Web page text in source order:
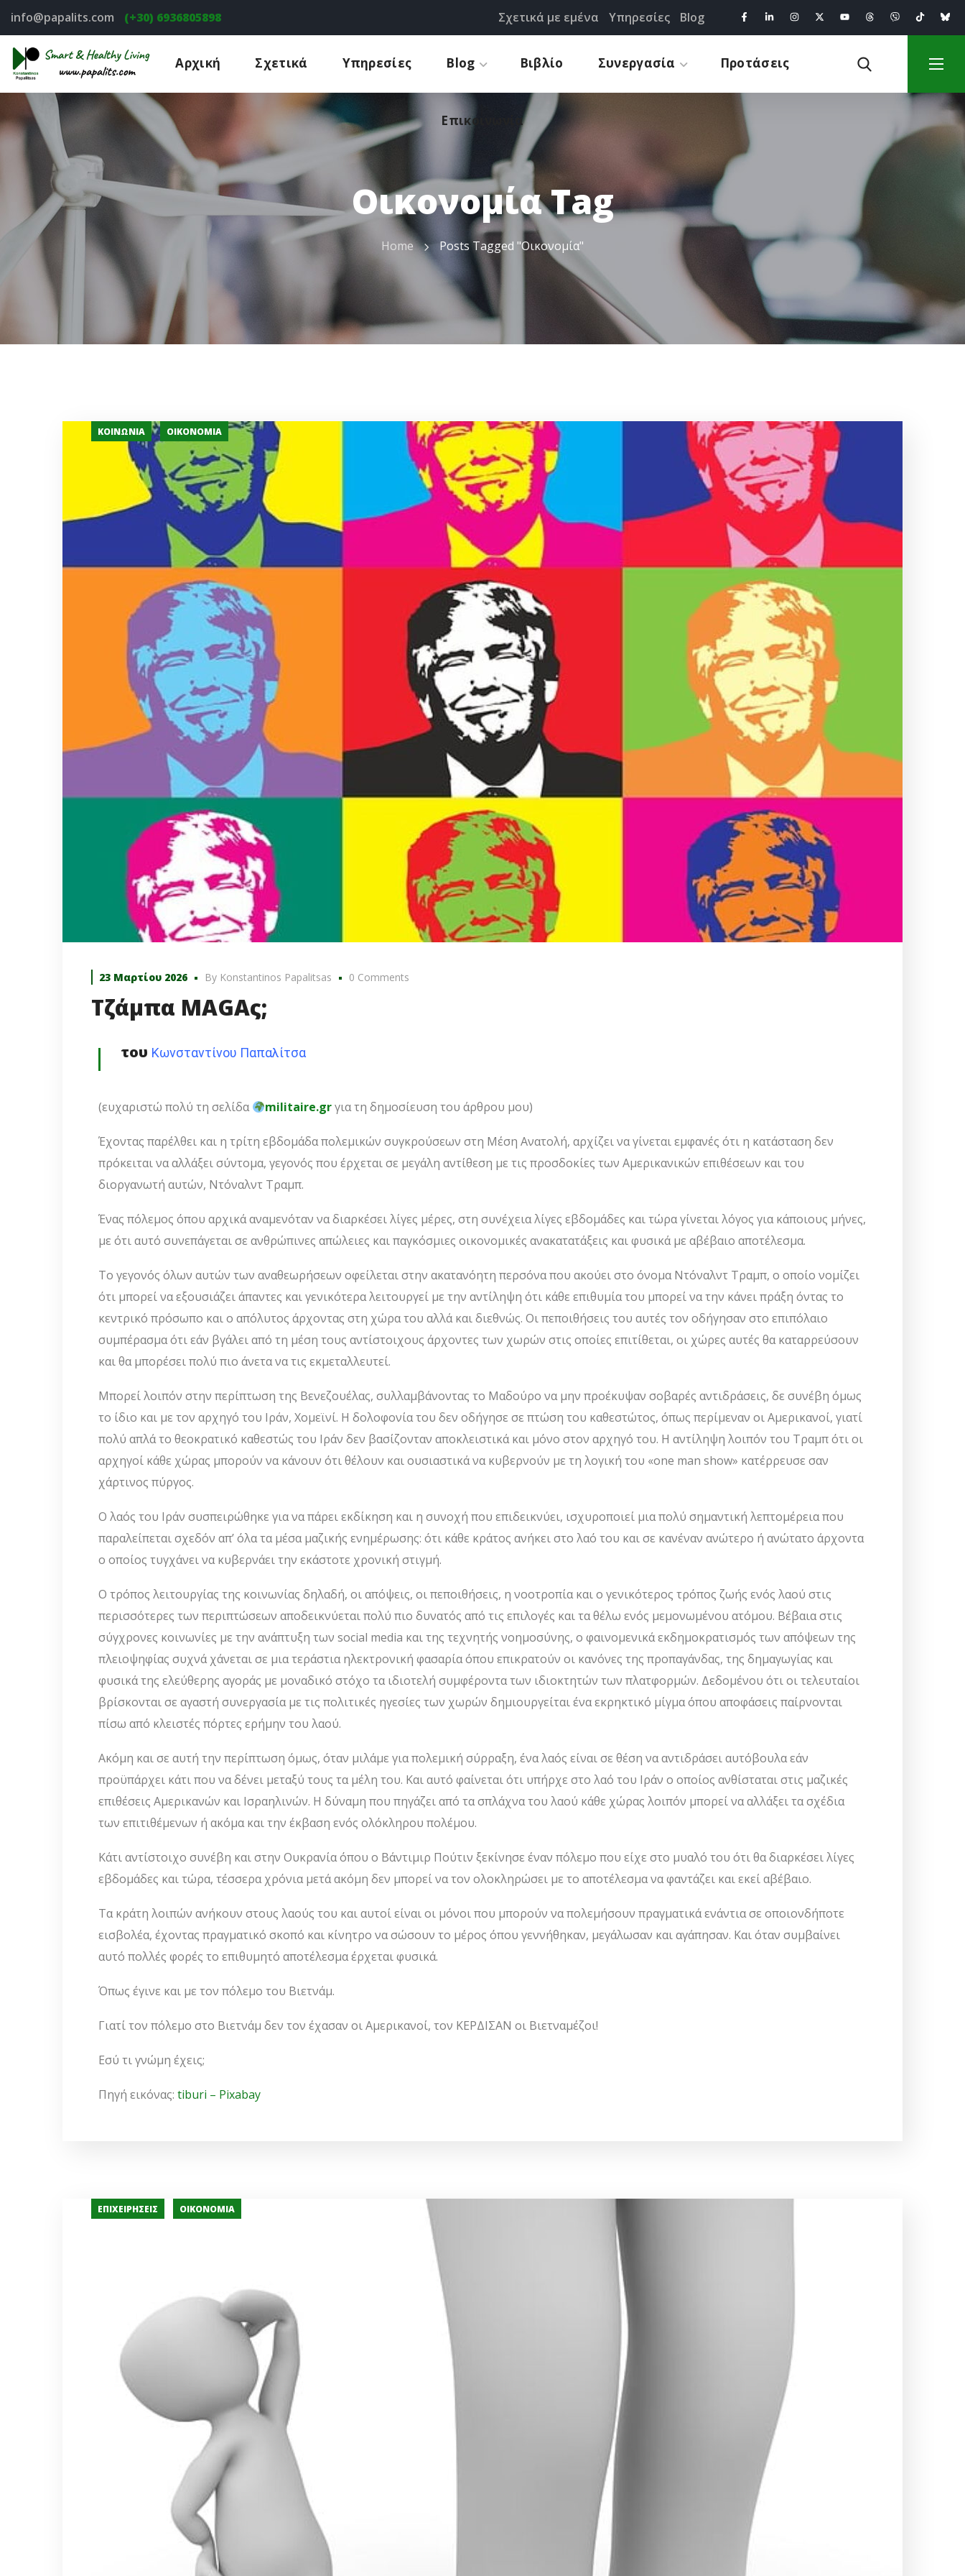
info@papalits.com (+30) 6936805898 Σχετικά με εμένα Υπηρεσίες Blog
Αρχική Σχετικά Υπηρεσίες Blog Βιβλίο Συνεργασία Προτάσεις
Επικοινωνία
Επικοινωνία
Οικονομία Tag
Home Posts Tagged "Οικονομία"
ΚΟΙΝΩΝΊΑ ΟΙΚΟΝΟΜΊΑ
23 Μαρτίου 2026 By Konstantinos Papalitsas 0 Comments
Τζάμπα MAGAς;
του Κωνσταντίνου Παπαλίτσα
(ευχαριστώ πολύ τη σελίδα militaire.grγια τη δημοσίευση του άρθρου μου)
Έχοντας παρέλθει και η τρίτη εβδομάδα πολεμικών συγκρούσεων στη Μέση Ανατολή, αρχίζει να γίνεται εμφανές ότι η κατάσταση δεν
πρόκειται να αλλάξει σύντομα, γεγονός που έρχεται σε μεγάλη αντίθεση με τις προσδοκίες των Αμερικανικών επιθέσεων και του
διοργανωτή αυτών, Ντόναλντ Τραμπ.
Ένας πόλεμος όπου αρχικά αναμενόταν να διαρκέσει λίγες μέρες, στη συνέχεια λίγες εβδομάδες και τώρα γίνεται λόγος για κάποιους μήνες,
με ότι αυτό συνεπάγεται σε ανθρώπινες απώλειες και παγκόσμιες οικονομικές ανακατατάξεις και φυσικά με αβέβαιο αποτέλεσμα.
Το γεγονός όλων αυτών των αναθεωρήσεων οφείλεται στην ακατανόητη περσόνα που ακούει στο όνομα Ντόναλντ Τραμπ, ο οποίο νομίζει
ότι μπορεί να εξουσιάζει άπαντες και γενικότερα λειτουργεί με την αντίληψη ότι κάθε επιθυμία του μπορεί να την κάνει πράξη όντας το
κεντρικό πρόσωπο και ο απόλυτος άρχοντας στη χώρα του αλλά και διεθνώς. Οι πεποιθήσεις του αυτές τον οδήγησαν στο επιπόλαιο
συμπέρασμα ότι εάν βγάλει από τη μέση τους αντίστοιχους άρχοντες των χωρών στις οποίες επιτίθεται, οι χώρες αυτές θα καταρρεύσουν
και θα μπορέσει πολύ πιο άνετα να τις εκμεταλλευτεί.
Μπορεί λοιπόν στην περίπτωση της Βενεζουέλας, συλλαμβάνοντας το Μαδούρο να μην προέκυψαν σοβαρές αντιδράσεις, δε συνέβη όμως
το ίδιο και με τον αρχηγό του Ιράν, Χομεϊνί. Η δολοφονία του δεν οδήγησε σε πτώση του καθεστώτος, όπως περίμεναν οι Αμερικανοί, γιατί
πολύ απλά το θεοκρατικό καθεστώς του Ιράν δεν βασίζονταν αποκλειστικά και μόνο στον αρχηγό του. Η αντίληψη λοιπόν του Τραμπ ότι οι
αρχηγοί κάθε χώρας μπορούν να κάνουν ότι θέλουν και ουσιαστικά να κυβερνούν με τη λογική του «one man show» κατέρρευσε σαν
χάρτινος πύργος.
Ο λαός του Ιράν συσπειρώθηκε για να πάρει εκδίκηση και η συνοχή που επιδεικνύει, ισχυροποιεί μια πολύ σημαντική λεπτομέρεια που
παραλείπεται σχεδόν απ’ όλα τα μέσα μαζικής ενημέρωσης: ότι κάθε κράτος ανήκει στο λαό του και σε κανέναν ανώτερο ή ανώτατο άρχοντα
ο οποίος τυγχάνει να κυβερνάει την εκάστοτε χρονική στιγμή.
Ο τρόπος λειτουργίας της κοινωνίας δηλαδή, οι απόψεις, οι πεποιθήσεις, η νοοτροπία και ο γενικότερος τρόπος ζωής ενός λαού στις
περισσότερες των περιπτώσεων αποδεικνύεται πολύ πιο δυνατός από τις επιλογές και τα θέλω ενός μεμονωμένου ατόμου. Βέβαια στις
σύγχρονες κοινωνίες με την ανάπτυξη των social media και της τεχνητής νοημοσύνης, ο φαινομενικά εκδημοκρατισμός των απόψεων της
πλειοψηφίας συχνά χάνεται σε μια τεράστια ηλεκτρονική φασαρία όπου επικρατούν οι κανόνες της προπαγάνδας, της δημαγωγίας και
φυσικά της ελεύθερης αγοράς με μοναδικό στόχο τα ιδιοτελή συμφέροντα των ιδιοκτητών των πλατφορμών. Δεδομένου ότι οι τελευταίοι
βρίσκονται σε αγαστή συνεργασία με τις πολιτικές ηγεσίες των χωρών δημιουργείται ένα εκρηκτικό μίγμα όπου αποφάσεις παίρνονται
πίσω από κλειστές πόρτες ερήμην του λαού.
Ακόμη και σε αυτή την περίπτωση όμως, όταν μιλάμε για πολεμική σύρραξη, ένα λαός είναι σε θέση να αντιδράσει αυτόβουλα εάν
προϋπάρχει κάτι που να δένει μεταξύ τους τα μέλη του. Και αυτό φαίνεται ότι υπήρχε στο λαό του Ιράν ο οποίος ανθίσταται στις μαζικές
επιθέσεις Αμερικανών και Ισραηλινών. Η δύναμη που πηγάζει από τα σπλάχνα του λαού κάθε χώρας λοιπόν μπορεί να αλλάξει τα σχέδια
των επιτιθέμενων ή ακόμα και την έκβαση ενός ολόκληρου πολέμου.
Κάτι αντίστοιχο συνέβη και στην Ουκρανία όπου ο Βάντιμιρ Πούτιν ξεκίνησε έναν πόλεμο που είχε στο μυαλό του ότι θα διαρκέσει λίγες
εβδομάδες και τώρα, τέσσερα χρόνια μετά ακόμη δεν μπορεί να τον ολοκληρώσει με το αποτέλεσμα να φαντάζει και εκεί αβέβαιο.
Τα κράτη λοιπών ανήκουν στους λαούς του και αυτοί είναι οι μόνοι που μπορούν να πολεμήσουν πραγματικά ενάντια σε οποιονδήποτε
εισβολέα, έχοντας πραγματικό σκοπό και κίνητρο να σώσουν το μέρος όπου γεννήθηκαν, μεγάλωσαν και αγάπησαν. Και όταν συμβαίνει
αυτό πολλές φορές το επιθυμητό αποτέλεσμα έρχεται φυσικά.
Όπως έγινε και με τον πόλεμο του Βιετνάμ.
Γιατί τον πόλεμο στο Βιετνάμ δεν τον έχασαν οι Αμερικανοί, τον ΚΕΡΔΙΣΑΝ οι Βιετναμέζοι!
Εσύ τι γνώμη έχεις;
Πηγή εικόνας: tiburi – Pixabay
ΕΠΙΧΕΙΡΉΣΕΙΣ ΟΙΚΟΝΟΜΊΑ